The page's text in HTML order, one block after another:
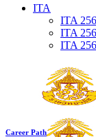
ITA
ITA
ITA
ITA
Career Path